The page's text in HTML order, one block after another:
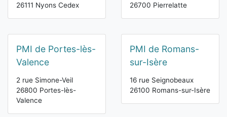
26111 Nyons Cedex
26700 Pierrelatte
PMI de Portes-lès-
Valence
2 rue Simone-Veil
26800 Portes-lès-
Valence
PMI de Romans-
sur-Isère
16 rue Seignobeaux
26100 Romans-sur-Isère